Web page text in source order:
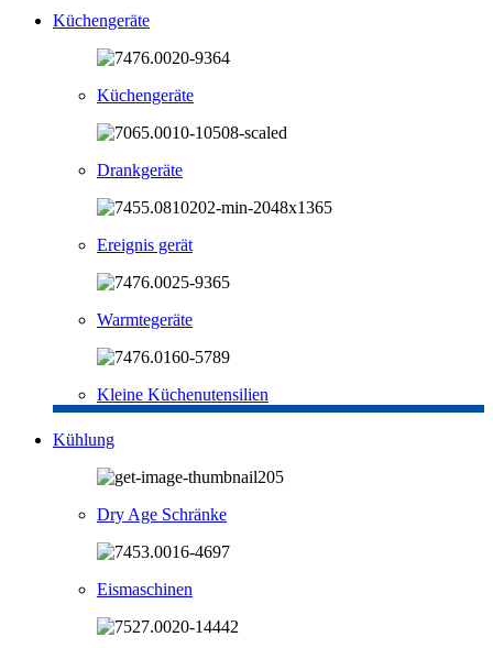
Küchengeräte
Küchengeräte
Drankgeräte
Ereignis gerät
Warmtegeräte
Kleine Küchenutensilien
Kühlung
Dry Age Schränke
Eismaschinen